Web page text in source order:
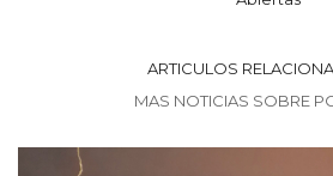
ARTICULOS
MAS NOTICIAS SOBRE